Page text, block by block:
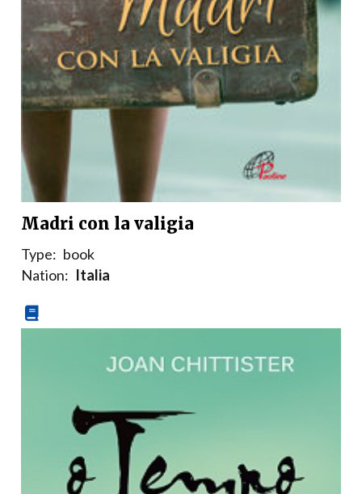
Madri con la valigia
Type: book
Nation: Italia